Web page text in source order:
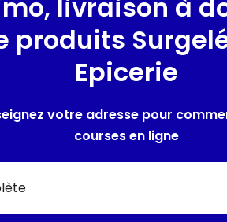
Maman, si
goûts : abricot,
Avec ses
Maman sont à
Utilisation
Ingrédients :
gélifiant :
livraison à
produits
Epicerie
votre adresse pour
courses en ligne